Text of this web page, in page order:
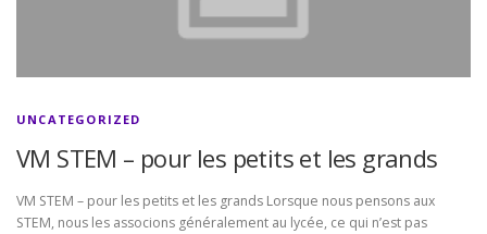
UNCATEGORIZED
VM STEM – pour les petits et les grands
VM STEM – pour les petits et les grands Lorsque nous pensons aux
STEM, nous les associons généralement au lycée, ce qui n’est pas